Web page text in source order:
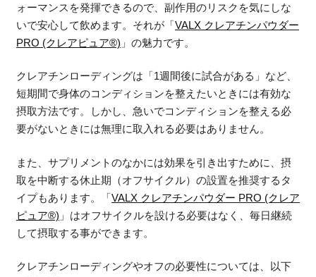
ォーマンスを発揮できるので、副作用のリスクを気にしな
いで安心して飲めます。それが「VALX クレアチンパウダー
PRO (クレアピュア®) 」の魅力です。
クレアチンローディングは「1週間後に試合がある」など、
短期間で身体のコンディションを整えたいときには有効な
摂取方法です。しかし、急いでコンディションを整える必
要がないときには無理に取入れる必要はありません。
また、サプリメントのなかには効果を引き出すために、摂
取を中断する休止期（オフサイクル）の設置を推奨するタ
イプもあります。「VALX クレアチンパウダー PRO (クレア
ピュア®) 」はオフサイクルを設ける必要はなく、毎日継続
して摂取する事ができます。
クレアチンローディングやオフの必要性については、以下